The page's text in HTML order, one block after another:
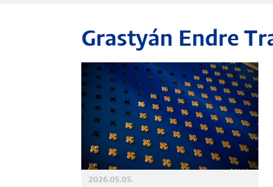
Kutatás
Gyógyítás
Egyetemi élet
Adminisztráció
Grastyán Endre
2026.05.05.